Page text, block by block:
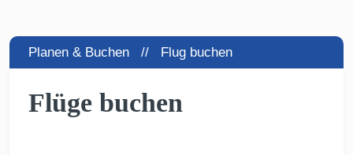
Planen & Buchen // Flug buchen
Flüge buchen